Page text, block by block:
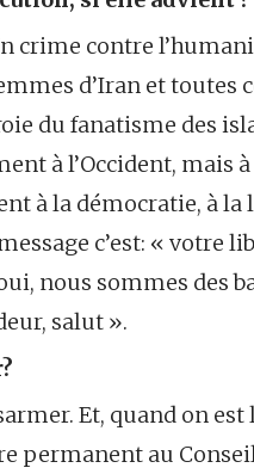
crime contre
d’Iran et toutes
du fanatisme des
à l’Occident, mais
à la démocratie, à la
c’est: « votre
nous sommes des
salut ».
Et, quand on
permanent au